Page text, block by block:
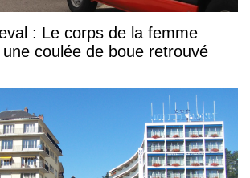
: Le corps de la femme
coulée de boue retrouvé